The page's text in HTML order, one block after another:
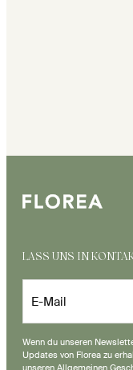
LASS UNS IN
E-Mail
Wenn du unseren
Updates von Florea zu